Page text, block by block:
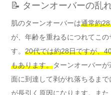
📝 ターンオーバーの乱
肌のターンオーバーは通常約
が、年齢を重ねるにつれてこ
す。 20代では約28日ですが、
もあります。ターンオーバー
面に到達して剥がれ落ちるま
が長引く原因になります。ま